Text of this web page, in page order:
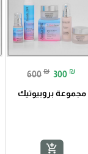
600 ₪ 300 ₪
مجموعة بروبيوتيك
add_shopping_cart